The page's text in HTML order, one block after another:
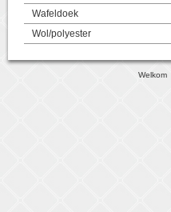
Wafeldoek
Wol/polyester
Welkom